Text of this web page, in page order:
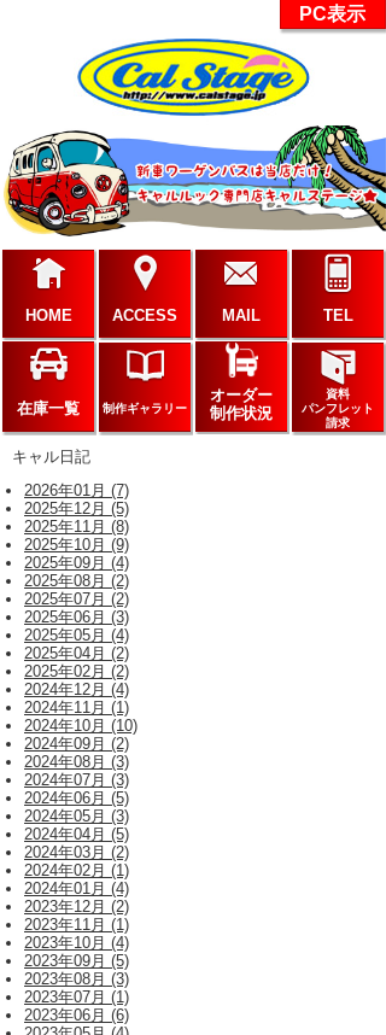
PC表示
HOME ACCESS MAIL TEL
在庫一覧 制作ギャラリー
オーダー
制作状況
資料
パンフレット
請求
キャル日記
2026年01月 (7)
2025年12月 (5)
2025年11月 (8)
2025年10月 (9)
2025年09月 (4)
2025年08月 (2)
2025年07月 (2)
2025年06月 (3)
2025年05月 (4)
2025年04月 (2)
2025年02月 (2)
2024年12月 (4)
2024年11月 (1)
2024年10月 (10)
2024年09月 (2)
2024年08月 (3)
2024年07月 (3)
2024年06月 (5)
2024年05月 (3)
2024年04月 (5)
2024年03月 (2)
2024年02月 (1)
2024年01月 (4)
2023年12月 (2)
2023年11月 (1)
2023年10月 (4)
2023年09月 (5)
2023年08月 (3)
2023年07月 (1)
2023年06月 (6)